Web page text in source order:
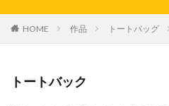
HOME 作品 トートバッグ
トートバック